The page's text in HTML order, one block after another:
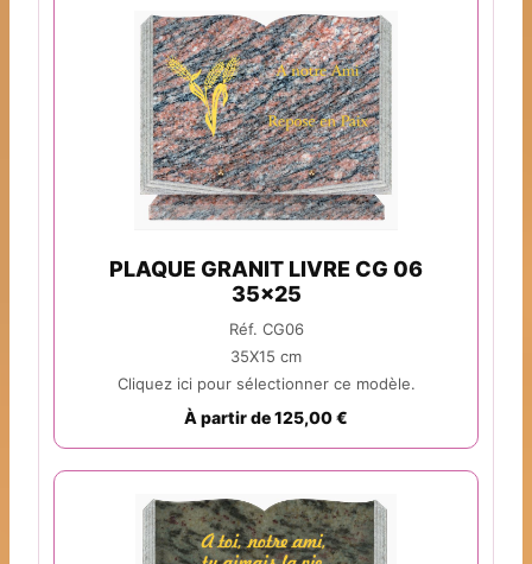
PLAQUE GRANIT LIVRE CG 06
35x25
Réf. CG06
35X15 cm
Cliquez ici pour sélectionner ce modèle.
À partir de 125,00 €